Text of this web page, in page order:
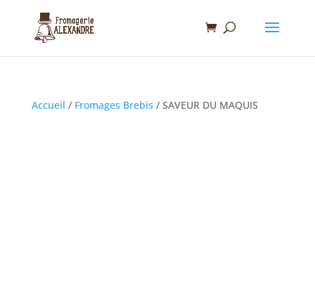
Accueil / Fromages Brebis / SAVEUR DU MAQUIS